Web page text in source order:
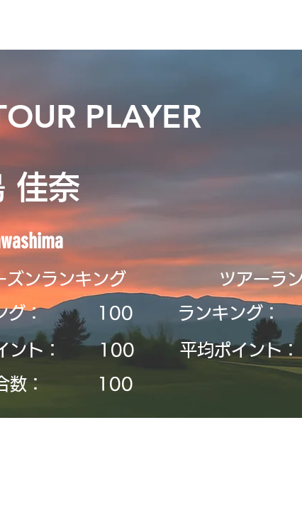
PLAYER
佳奈
ズンランキング
グ：
​100
ント：
数：
​100
​100
ツアーラ
ランキング：
平均ポイント：